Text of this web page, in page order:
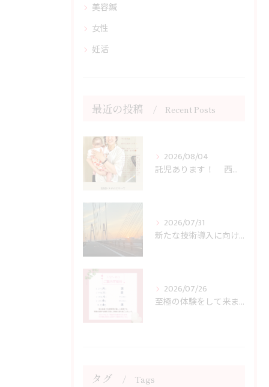
美容鍼
女性
妊活
最近の投稿 Recent Posts
2026/08/04
託児あります！ 西宮市の女性専門鍼灸院JJ夙川はり灸院
2026/07/31
新たな技術導入に向けて行動開始！ 西宮市の女性専門鍼灸院JJ夙川はり灸院
2026/07/26
至極の体験をして来ました！ 西宮市の女性専門鍼灸院JJ夙川はり灸院
タグ Tags